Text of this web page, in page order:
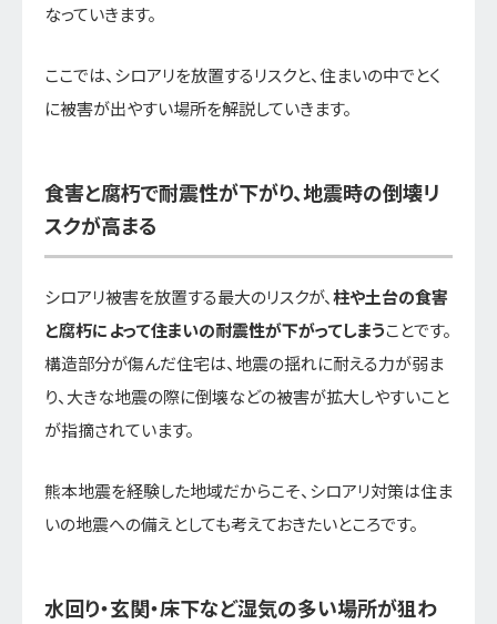
なっていきます。
ここでは、シロアリを放置するリスクと、住まいの中でとく
に被害が出やすい場所を解説していきます。
食害と腐朽で耐震性が下がり、地震時の倒壊リ
スクが高まる
シロアリ被害を放置する最大のリスクが、柱や土台の食害
と腐朽によって住まいの耐震性が下がってしまうことです。
構造部分が傷んだ住宅は、地震の揺れに耐える力が弱ま
り、大きな地震の際に倒壊などの被害が拡大しやすいこと
が指摘されています。
熊本地震を経験した地域だからこそ、シロアリ対策は住ま
いの地震への備えとしても考えておきたいところです。
水回り・玄関・床下など湿気の多い場所が狙わ